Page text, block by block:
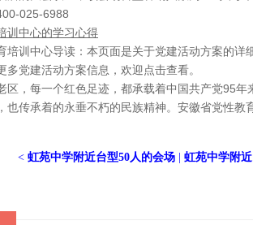
025-6988
训中心的学习心得
培训中心导读：本页面是关于党建活动方案的详
多党建活动方案信息，欢迎点击查看。
区，每一个红色足迹，都承载着中国共产党95
也传承着的永垂不朽的民族精神。安徽省党性教
< 虹苑中学附近台型50人的会场 虹苑中学附